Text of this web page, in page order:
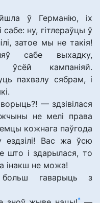
ў Германію, іх
ну, гітлераўцы ў
затое мы не такія!
сабе выхадку,
кампаніяй.
пахвалу сябрам, і
— здзівілася
не мелі права
кожнага паўгода
Вас жа ўсю
што і здарылася, то
інакш не можа!
больш гаварыць з
*